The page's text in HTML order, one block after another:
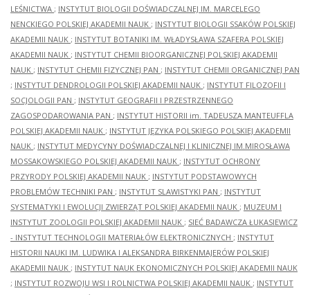
LEŚNICTWA ; INSTYTUT BIOLOGII DOŚWIADCZALNEJ IM. MARCELEGO
NENCKIEGO POLSKIEJ AKADEMII NAUK ; INSTYTUT BIOLOGII SSAKÓW POLSKIEJ
AKADEMII NAUK ; INSTYTUT BOTANIKI IM. WŁADYSŁAWA SZAFERA POLSKIEJ
AKADEMII NAUK ; INSTYTUT CHEMII BIOORGANICZNEJ POLSKIEJ AKADEMII
NAUK ; INSTYTUT CHEMII FIZYCZNEJ PAN ; INSTYTUT CHEMII ORGANICZNEJ PAN
; INSTYTUT DENDROLOGII POLSKIEJ AKADEMII NAUK ; INSTYTUT FILOZOFII I
SOCJOLOGII PAN ; INSTYTUT GEOGRAFII I PRZESTRZENNEGO
ZAGOSPODAROWANIA PAN ; INSTYTUT HISTORII im. TADEUSZA MANTEUFFLA
POLSKIEJ AKADEMII NAUK ; INSTYTUT JĘZYKA POLSKIEGO POLSKIEJ AKADEMII
NAUK ; INSTYTUT MEDYCYNY DOŚWIADCZALNEJ I KLINICZNEJ IM.MIROSŁAWA
MOSSAKOWSKIEGO POLSKIEJ AKADEMII NAUK ; INSTYTUT OCHRONY
PRZYRODY POLSKIEJ AKADEMII NAUK ; INSTYTUT PODSTAWOWYCH
PROBLEMÓW TECHNIKI PAN ; INSTYTUT SLAWISTYKI PAN ; INSTYTUT
SYSTEMATYKI I EWOLUCJI ZWIERZĄT POLSKIEJ AKADEMII NAUK ; MUZEUM I
INSTYTUT ZOOLOGII POLSKIEJ AKADEMII NAUK ; SIEĆ BADAWCZA ŁUKASIEWICZ
- INSTYTUT TECHNOLOGII MATERIAŁÓW ELEKTRONICZNYCH ; INSTYTUT
HISTORII NAUKI IM. LUDWIKA I ALEKSANDRA BIRKENMAJERÓW POLSKIEJ
AKADEMII NAUK ; INSTYTUT NAUK EKONOMICZNYCH POLSKIEJ AKADEMII NAUK
; INSTYTUT ROZWOJU WSI I ROLNICTWA POLSKIEJ AKADEMII NAUK ; INSTYTUT